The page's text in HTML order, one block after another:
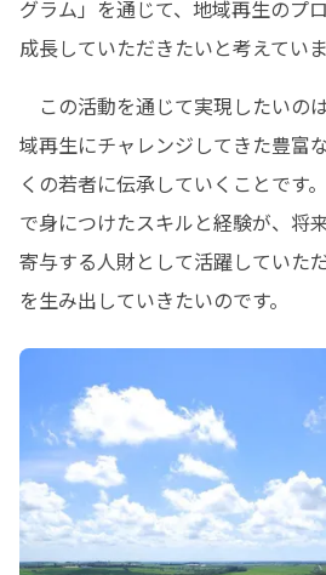
グラム」を通じて、地域再生のプ
成長していただきたいと考えていま
この活動を通じて実現したいの
域再生にチャレンジしてきた豊富
くの若者に伝承していくことです
で身につけたスキルと経験が、将
寄与する人財として活躍していた
を生み出していきたいのです。